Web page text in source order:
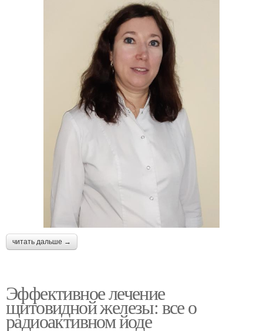
читать дальше →
Эффективное лечение
щитовидной железы: все о
радиоактивном йоде